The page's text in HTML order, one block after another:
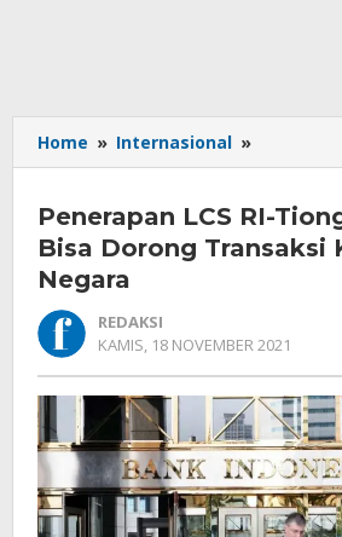
Home » Internasional »
LCS
Tiongkok
Dinilai
Kedua
Negara
Penerapan LCS RI-
Bisa Dorong Transaksi
Negara
REDAKSI
KAMIS, 18 NOVEMBER 2021